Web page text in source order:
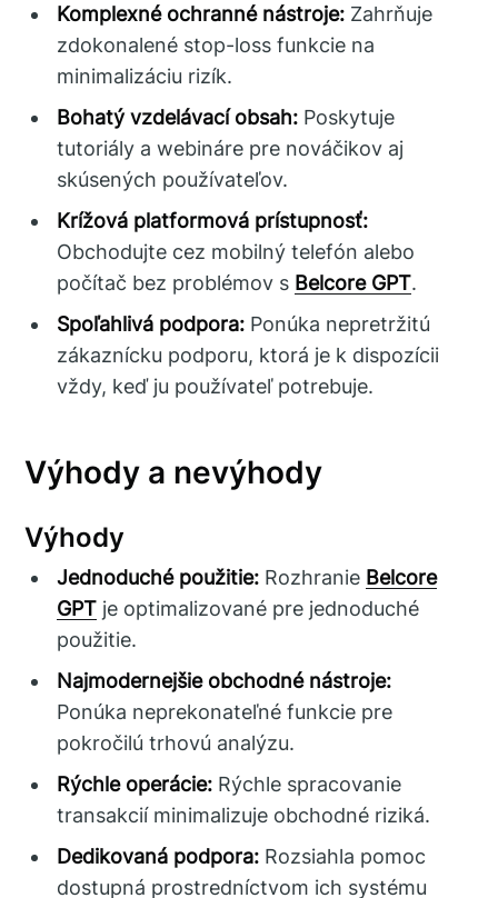
Komplexné ochranné nástroje: Zahrňuje
zdokonalené stop-loss funkcie na
minimalizáciu rizík.
Bohatý vzdelávací obsah: Poskytuje
tutoriály a webináre pre nováčikov aj
skúsených používateľov.
Krížová platformová prístupnosť:
Obchodujte cez mobilný telefón alebo
počítač bez problémov s Belcore GPT.
Spoľahlivá podpora: Ponúka nepretržitú
zákaznícku podporu, ktorá je k dispozícii
vždy, keď ju používateľ potrebuje.
Výhody a nevýhody
Výhody
Jednoduché použitie: Rozhranie Belcore
GPT je optimalizované pre jednoduché
použitie.
Najmodernejšie obchodné nástroje:
Ponúka neprekonateľné funkcie pre
pokročilú trhovú analýzu.
Rýchle operácie: Rýchle spracovanie
transakcií minimalizuje obchodné riziká.
Dedikovaná podpora: Rozsiahla pomoc
dostupná prostredníctvom ich systému